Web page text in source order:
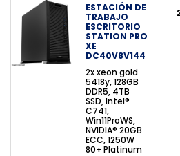
ESTACIÓN DE
TRABAJO
ESCRITORIO
STATION PRO
XE
DC40V8V144
2x xeon gold
5418y, 128GB
DDR5, 4TB
SSD, Intel®
C741,
Win11ProWS,
NVIDIA® 20GB
ECC, 1250W
80+ Platinum